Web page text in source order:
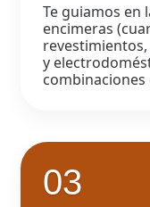
Te guiamos en
encimeras
y
combinaciones
03